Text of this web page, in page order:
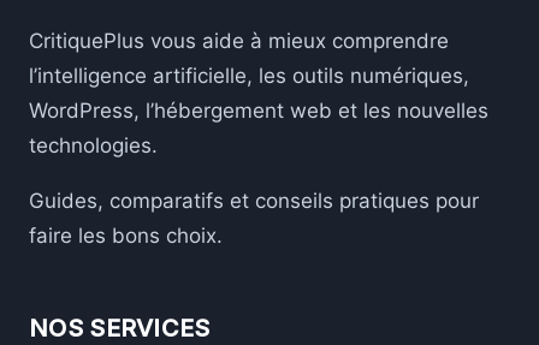
CritiquePlus vous aide à mieux comprendre
l’intelligence artificielle, les outils numériques,
WordPress, l’hébergement web et les nouvelles
technologies.
Guides, comparatifs et conseils pratiques pour
faire les bons choix.
NOS SERVICES